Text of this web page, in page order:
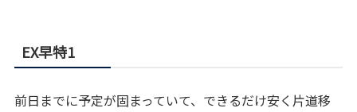
EX早特1
前日までに予定が固まっていて、できるだけ安く片道移